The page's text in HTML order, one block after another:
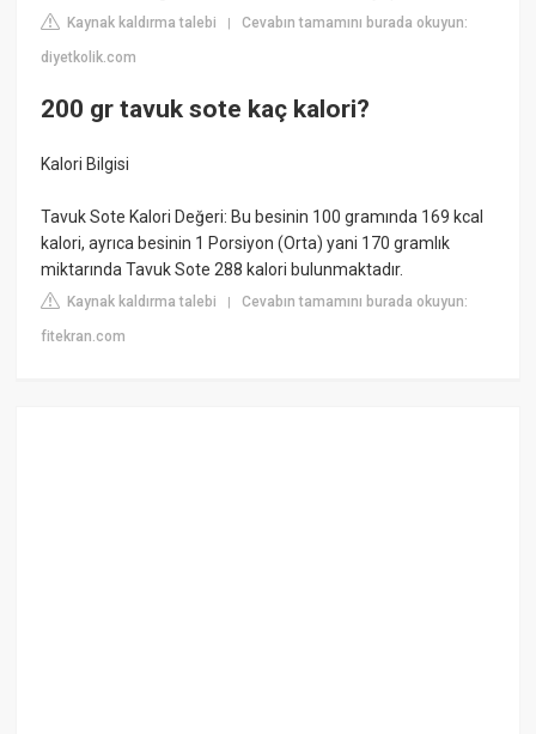
Kaynak kaldırma talebi |Cevabın tamamını burada okuyun:
diyetkolik.com
200 gr tavuk sote kaç kalori?
Kalori Bilgisi
Tavuk Sote Kalori Değeri: Bu besinin 100 gramında 169 kcal
kalori, ayrıca besinin 1 Porsiyon (Orta) yani 170 gramlık
miktarında Tavuk Sote 288 kalori bulunmaktadır.
Kaynak kaldırma talebi |Cevabın tamamını burada okuyun:
fitekran.com